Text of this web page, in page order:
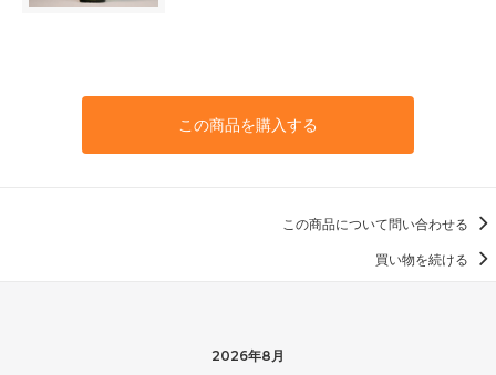
この商品を購入する
この商品について問い合わせる
買い物を続ける
2026年8月